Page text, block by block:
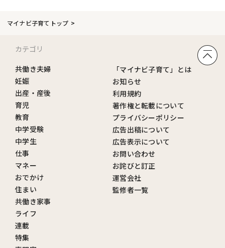
マイナビ子育てトップ
カテゴリ
共働き夫婦
妊娠
出産・産後
育児
教育
中学受験
中学生
仕事
マネー
おでかけ
住まい
共働き家事
ライフ
連載
特集
「マイナビ子育て」とは
お知らせ
利用規約
著作権と転載について
プライバシーポリシー
広告出稿について
広告表示について
お問い合わせ
お詫びと訂正
運営会社
監修者一覧